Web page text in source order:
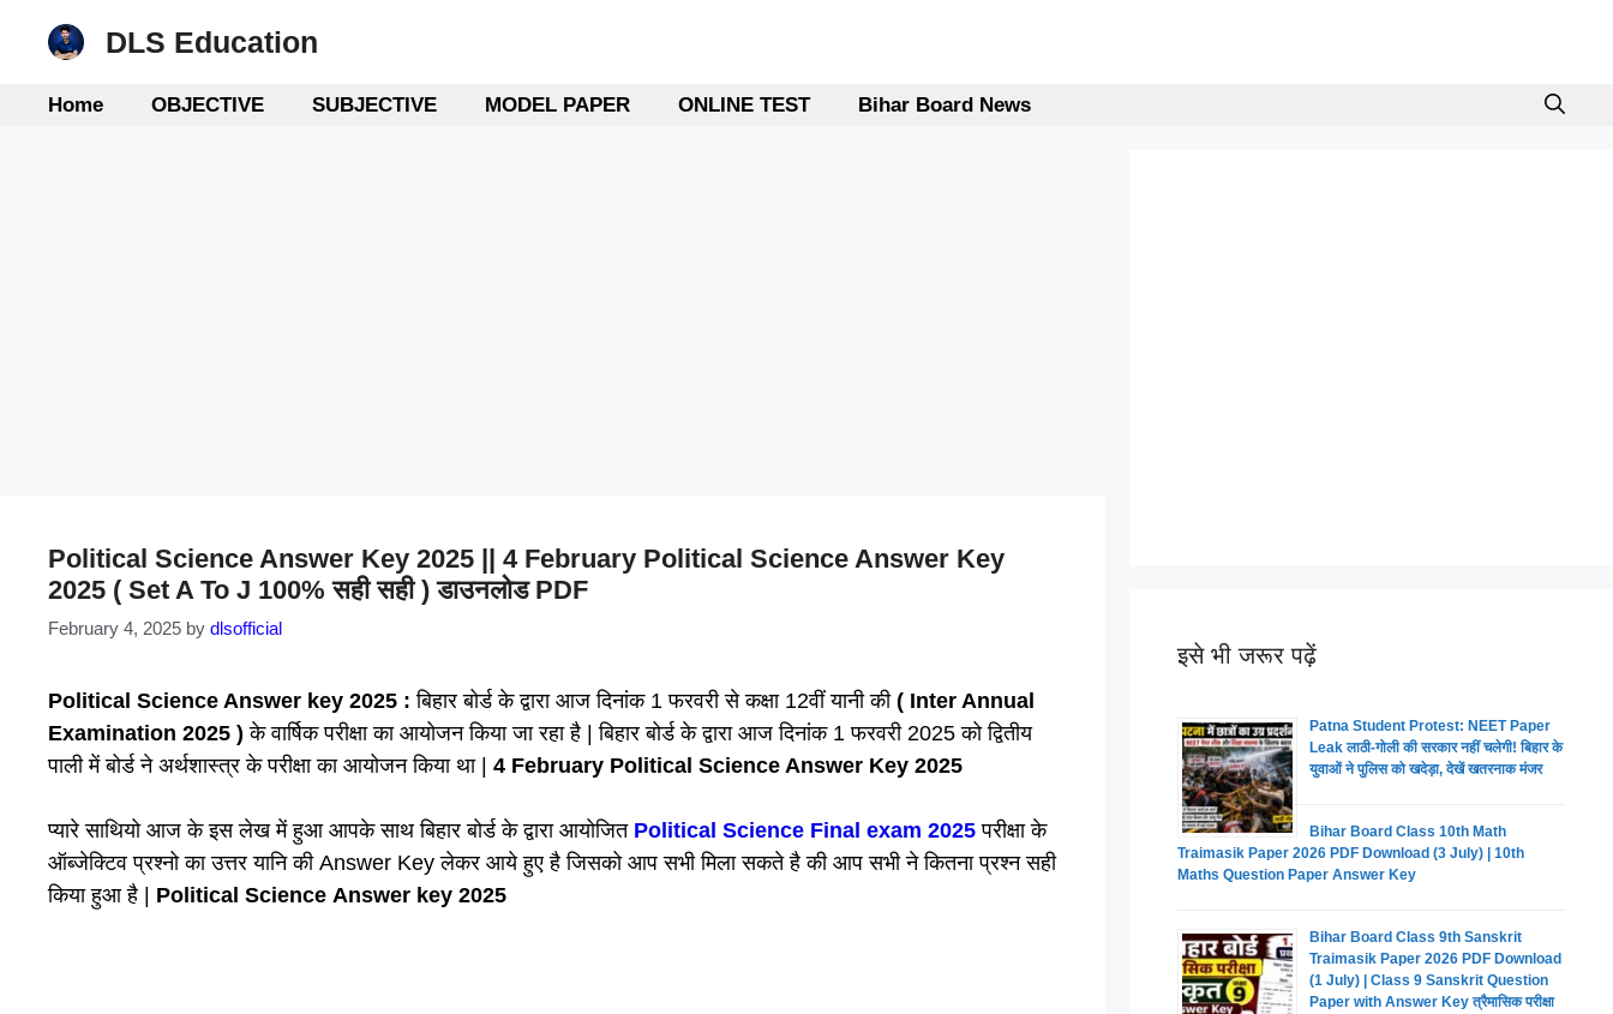
DLS Education
Home OBJECTIVE SUBJECTIVE MODEL PAPER ONLINE TEST Bihar Board News
Political Science Answer Key 2025 || 4 February Political Science Answer Key
2025 ( Set A To J 100% सही सही ) डाउनलोड PDF
February 4, 2025 by dlsofficial
Political Science Answer key 2025 : बिहार बोर्ड के द्वारा आज दिनांक 1 फरवरी से कक्षा 12वीं यानी की( Inter Annual
Examination 2025 ) के वार्षिक परीक्षा का आयोजन किया जा रहा है | बिहार बोर्ड के द्वारा आज दिनांक 1 फरवरी 2025 को द्वितीय
पाली में बोर्ड ने अर्थशास्त्र के परीक्षा का आयोजन किया था | 4 February Political Science Answer Key 2025
प्यारे साथियो आज के इस लेख में हुआ आपके साथ बिहार बोर्ड के द्वारा आयोजित Political Science Final exam 2025 परीक्षा के
ऑब्जेक्टिव प्रश्नो का उत्तर यानि की Answer Key लेकर आये हुए है जिसको आप सभी मिला सकते है की आप सभी ने कितना प्रश्न सही
किया हुआ है | Political Science Answer key 2025
इसे भी जरूर पढ़ें
Patna Student Protest: NEET Paper
Leak लाठी-गोली की सरकार नहीं चलेगी! बिहार के
युवाओं ने पुलिस को खदेड़ा, देखें खतरनाक मंजर
Bihar Board Class 10th Math
Traimasik Paper 2026 PDF Download (3 July) | 10th
Maths Question Paper Answer Key
Bihar Board Class 9th Sanskrit
Traimasik Paper 2026 PDF Download
(1 July) | Class 9 Sanskrit Question
Paper with Answer Key त्रैमासिक परीक्षा